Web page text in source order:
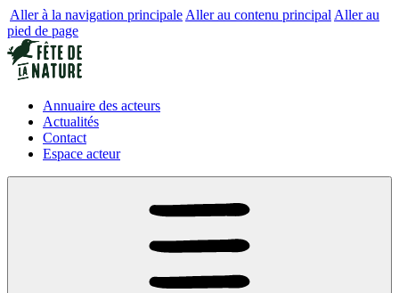
Aller à la navigation principale Aller au contenu principal Aller au
pied de page
Annuaire des acteurs
Actualités
Contact
Espace acteur